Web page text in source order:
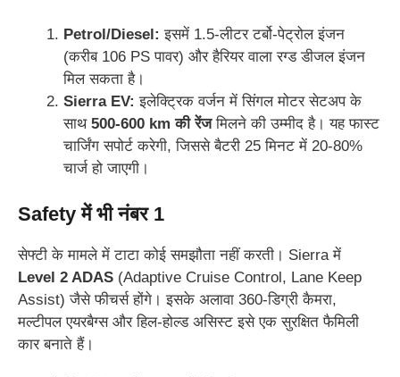
Petrol/Diesel: इसमें 1.5-लीटर टर्बो-पेट्रोल इंजन
(करीब 106 PS पावर) और हैरियर वाला रग्ड डीजल इंजन
मिल सकता है।
Sierra EV: इलेक्ट्रिक वर्जन में सिंगल मोटर सेटअप के
साथ 500-600 km की रेंजमिलने की उम्मीद है। यह फास्ट
चार्जिंग सपोर्ट करेगी, जिससे बैटरी 25 मिनट में 20-80%
चार्ज हो जाएगी।
Safety में भी नंबर 1
सेफ्टी के मामले में टाटा कोई समझौता नहीं करती। Sierra में
Level 2 ADAS (Adaptive Cruise Control, Lane Keep
Assist) जैसे फीचर्स होंगे। इसके अलावा 360-डिग्री कैमरा,
मल्टीपल एयरबैग्स और हिल-होल्ड असिस्ट इसे एक सुरक्षित फैमिली
कार बनाते हैं।